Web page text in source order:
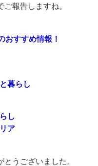
報告しますね。
おすすめ情報！
暮らし
し
ア
うございました。